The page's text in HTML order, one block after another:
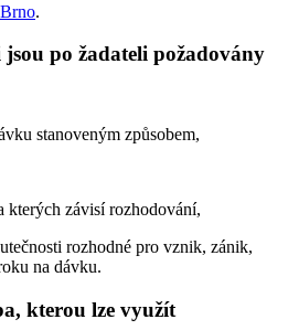
.
po žadateli požadovány
stanoveným způsobem,
kterých závisí rozhodování,
rozhodné pro vznik, zánik,
na dávku.
kterou lze využít